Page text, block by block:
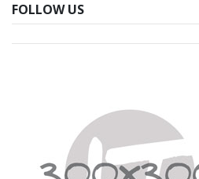
FOLLOW US